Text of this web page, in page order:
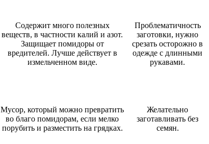
Содержит много полезных
веществ, в частности калий и азот.
Защищает помидоры от
вредителей. Лучше действует в
измельченном виде.
Проблематичность
заготовки, нужно
срезать осторожно в
одежде с длинными
рукавами.
Мусор, который можно превратить
во благо помидорам, если мелко
порубить и разместить на грядках.
Желательно
заготавливать без
семян.